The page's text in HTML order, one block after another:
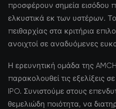
προσφέρουν σημεία εισόδου
ελκυστικά εκ των υστέρων. Το
πειθαρχίας στα κριτήρια
ανοιχτοί σε αναδυόμενες
Η ερευνητική ομάδα της
παρακολουθεί τις εξελίξεις
IPO. Συνιστούμε στους
θεμελιώδη ποιότητα, να